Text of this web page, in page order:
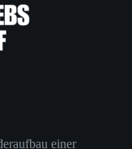
einer